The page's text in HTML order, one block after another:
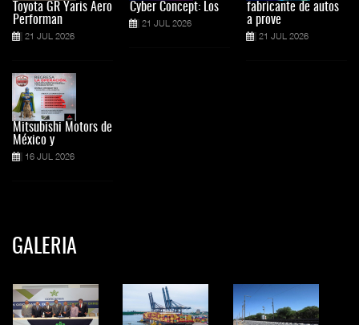
Toyota GR Yaris Aero
Performan
21 JUL 2026
Mitsubishi Motors de
México y
16 JUL 2026
Cyber Concept: Los
21 JUL 2026
fabricante de autos
a prove
21 JUL 2026
GALERIA